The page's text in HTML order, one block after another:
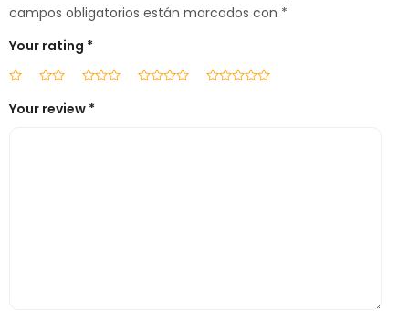
campos obligatorios están marcados con *
Your rating *
Your review *